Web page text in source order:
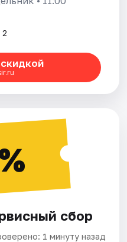
2
сбор
1 минуту назад